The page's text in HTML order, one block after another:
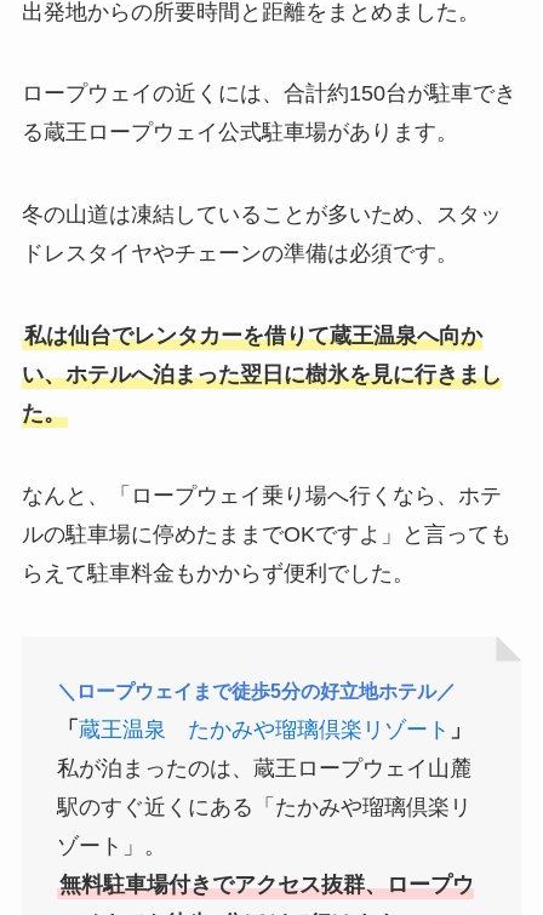
出発地からの所要時間と距離をまとめました。
ロープウェイの近くには、合計約150台が駐車でき
る蔵王ロープウェイ公式駐車場があります。
冬の山道は凍結していることが多いため、スタッ
ドレスタイヤやチェーンの準備は必須です。
私は仙台でレンタカーを借りて蔵王温泉へ向か
い、ホテルへ泊まった翌日に樹氷を見に行きまし
た。
なんと、「ロープウェイ乗り場へ行くなら、ホテ
ルの駐車場に停めたままでOKですよ」と言っても
らえて駐車料金もかからず便利でした。
＼ロープウェイまで徒歩5分の好立地ホテル／
「 蔵王温泉 たかみや瑠璃倶楽リゾート 」
私が泊まったのは、蔵王ロープウェイ山麓
駅のすぐ近くにある「たかみや瑠璃倶楽リ
ゾート」。
無料駐車場付きでアクセス抜群、ロープウ